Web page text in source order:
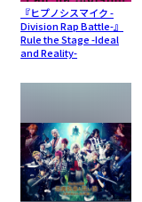
『ヒプノシスマイク -
Division Rap Battle-』
Rule the Stage -Ideal
and Reality-